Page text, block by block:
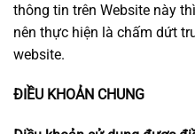
thông tin trên Website này
nên thực hiện là chấm dứt
website.
ĐIỀU KHOẢN CHUNG